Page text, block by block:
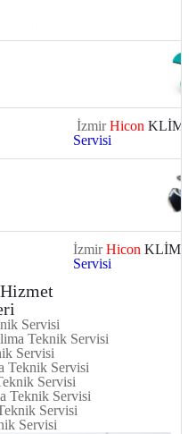
İzmirHicon KLİMA
Servisi
İzmirHicon KLİMA
Servisi
Servisi
Teknik Servisi
Servisi
Teknik Servisi
Servisi
Teknik Servisi
Servisi
Servisi